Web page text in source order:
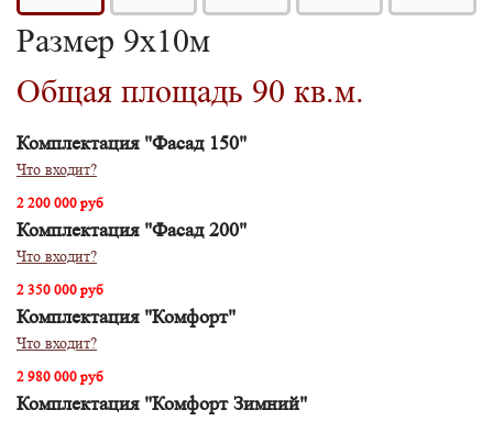
Размер 9х10м
Общая площадь 90 кв.м.
Комплектация "Фасад 150"
Что входит?
2 200 000 руб
Комплектация "Фасад 200"
Что входит?
2 350 000 руб
Комплектация "Комфорт"
Что входит?
2 980 000 руб
Комплектация "Комфорт Зимний"